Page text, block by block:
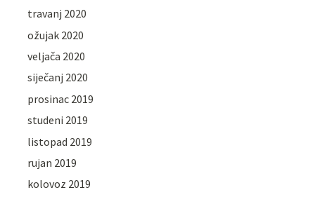
travanj 2020
ožujak 2020
veljača 2020
siječanj 2020
prosinac 2019
studeni 2019
listopad 2019
rujan 2019
kolovoz 2019